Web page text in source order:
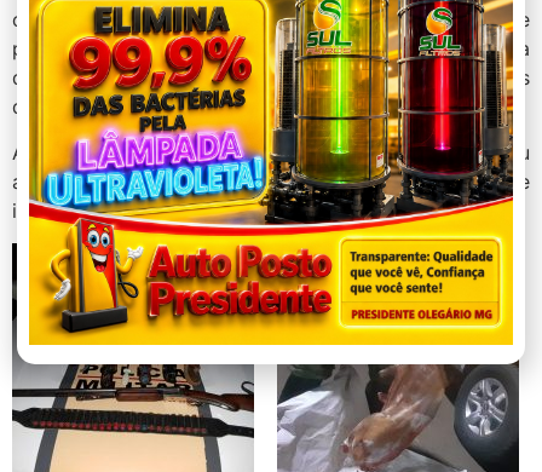
caçar espécime da fauna silvestre sem autorização e
por porte ilegal de arma de fogo, sendo conduzidos à
delegacia de Polícia Civil de plantão na cidade de Patos
de Minas.
A Polícia Militar de Meio Ambiente foi acionada e tomou
as providências administrativas (lavratura dos autos de
infração ambiental e descarte da carne).